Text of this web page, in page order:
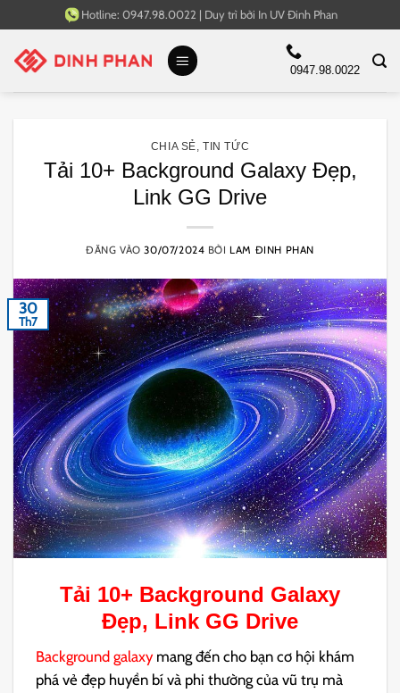
qua
nội
Hotline: 0947.98.0022 | Duy trì bởi In UV Đinh Phan
0947.98.0022
CHIA SẺ ,TIN TỨC
Tải 10+ Background Galaxy Đẹp,
Link GG Drive
ĐĂNG VÀO30/07/2024 BỞI LAM ĐINH PHAN
30
Th7
Tải 10+ Background Galaxy
Đẹp, Link GG Drive
Background galaxy mang đến cho bạn cơ hội khám
phá vẻ đẹp huyền bí và phi thường của vũ trụ mà